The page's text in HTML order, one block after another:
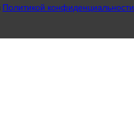
Политикой конфиденциальности